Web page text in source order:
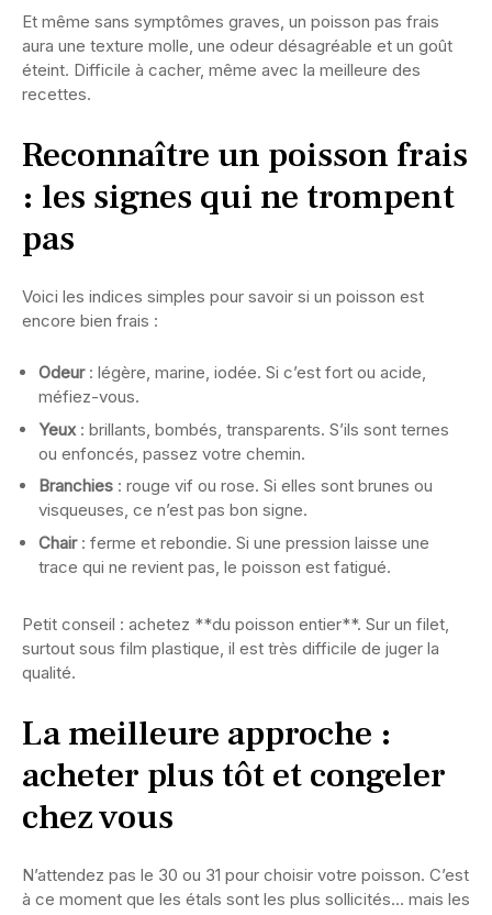
Et même sans symptômes graves, un poisson pas frais
aura une texture molle, une odeur désagréable et un goût
éteint. Difficile à cacher, même avec la meilleure des
recettes.
Reconnaître un poisson frais
: les signes qui ne trompent
pas
Voici les indices simples pour savoir si un poisson est
encore bien frais :
Odeur: légère, marine, iodée. Si c’est fort ou acide,
méfiez-vous.
Yeux: brillants, bombés, transparents. S’ils sont ternes
ou enfoncés, passez votre chemin.
Branchies : rouge vif ou rose. Si elles sont brunes ou
visqueuses, ce n’est pas bon signe.
Chair: ferme et rebondie. Si une pression laisse une
trace qui ne revient pas, le poisson est fatigué.
Petit conseil : achetez **du poisson entier**. Sur un filet,
surtout sous film plastique, il est très difficile de juger la
qualité.
La meilleure approche :
acheter plus tôt et congeler
chez vous
N’attendez pas le 30 ou 31 pour choisir votre poisson. C’est
à ce moment que les étals sont les plus sollicités… mais les